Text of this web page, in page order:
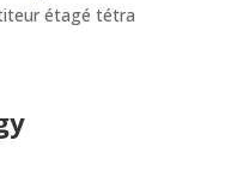
étagé tétra